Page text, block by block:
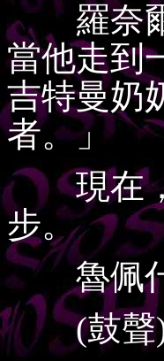
羅奈爾
當他走到
吉特曼奶
者。」
現在，
步。
魯佩什
(鼓聲